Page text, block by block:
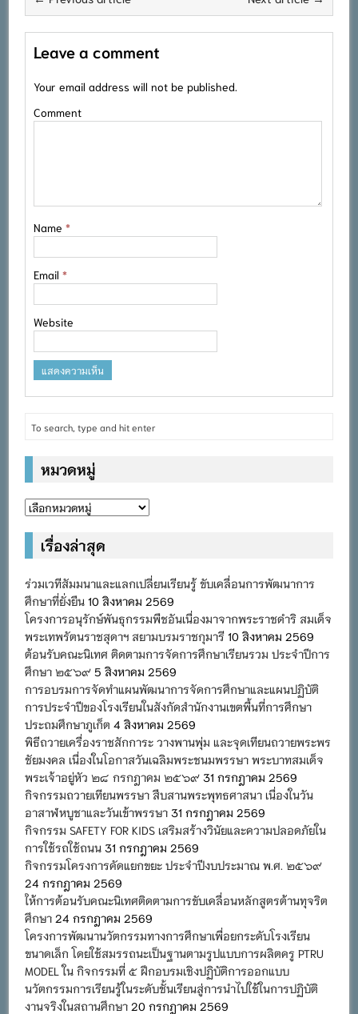
Leave a comment
Your email address will not be published.
Comment
Name*
Email*
Website
หมวดหมู่
หมวด
เรื่องล่าสุด
ร่วมเวทีสัมมนาและแลกเปลี่ยนเรียนรู้ ขับเคลื่อนการพัฒนาการ
ศึกษาที่ยั่งยืน 10 สิงหาคม 2569
โครงการอนุรักษ์พันธุกรรมพืชอันเนื่องมาจากพระราชดำริ สมเด็จ
พระเทพรัตนราชสุดาฯ สยามบรมราชกุมารี 10 สิงหาคม 2569
ต้อนรับคณะนิเทศ ติดตามการจัดการศึกษาเรียนรวม ประจำปีการ
ศึกษา ๒๕๖๙ 5 สิงหาคม 2569
การอบรมการจัดทำแผนพัฒนาการจัดการศึกษาและแผนปฏิบัติ
การประจำปีของโรงเรียนในสังกัดสำนักงานเขตพื้นที่การศึกษา
ประถมศึกษาภูเก็ต 4 สิงหาคม 2569
พิธีถวายเครื่องราชสักการะ วางพานพุ่ม และจุดเทียนถวายพระพร
ชัยมงคล เนื่องในโอกาสวันเฉลิมพระชนมพรรษา พระบาทสมเด็จ
พระเจ้าอยู่หัว ๒๘ กรกฎาคม ๒๕๖๙ 31 กรกฎาคม 2569
กิจกรรมถวายเทียนพรรษา สืบสานพระพุทธศาสนา เนื่องในวัน
อาสาฬหบูชาและวันเข้าพรรษา 31 กรกฎาคม 2569
กิจกรรม SAFETY FOR KIDS เสริมสร้างวินัยและความปลอดภัยใน
การใช้รถใช้ถนน 31 กรกฎาคม 2569
กิจกรรมโครงการคัดแยกขยะ ประจำปีงบประมาณ พ.ศ. ๒๕๖๙
24 กรกฎาคม 2569
ให้การต้อนรับคณะนิเทศติดตามการขับเคลื่อนหลักสูตรต้านทุจริต
ศึกษา 24 กรกฎาคม 2569
โครงการพัฒนานวัตกรรมทางการศึกษาเพื่อยกระดับโรงเรียน
ขนาดเล็ก โดยใช้สมรรถนะเป็นฐานตามรูปแบบการผลิตครู PTRU
MODEL ใน กิจกรรมที่ ๕ ฝึกอบรมเชิงปฏิบัติการออกแบบ
นวัตกรรมการเรียนรู้ในระดับชั้นเรียนสู่การนำไปใช้ในการปฏิบัติ
งานจริงในสถานศึกษา 20 กรกฎาคม 2569